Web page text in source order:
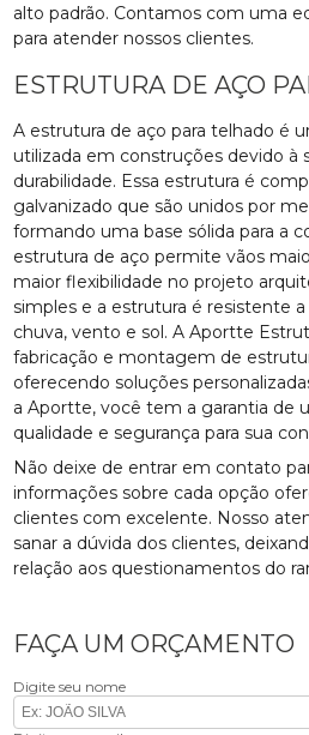
alto padrão. Contamos com uma
para atender nossos clientes.
ESTRUTURA DE AÇO
A estrutura de aço para telhado é
utilizada em construções devido à
durabilidade. Essa estrutura é
galvanizado que são unidos por
formando uma base sólida para a
estrutura de aço permite vãos
maior flexibilidade no projeto
simples e a estrutura é resistente
chuva, vento e sol. A Aportte
fabricação e montagem de
oferecendo soluções
a Aportte, você tem a garantia de
qualidade e segurança para sua
Não deixe de entrar em contato
informações sobre cada opção
clientes com excelente. Nosso
sanar a dúvida dos clientes,
relação aos questionamentos do
FAÇA UM ORÇAMENTO
Digite seu nome